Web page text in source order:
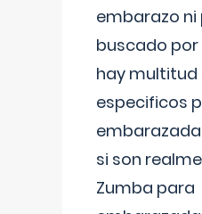
embarazo ni
buscado
hay multitud
especificos
si son
Zumba para